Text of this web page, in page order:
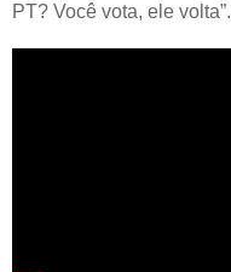
PT? Você vota, ele volta”.